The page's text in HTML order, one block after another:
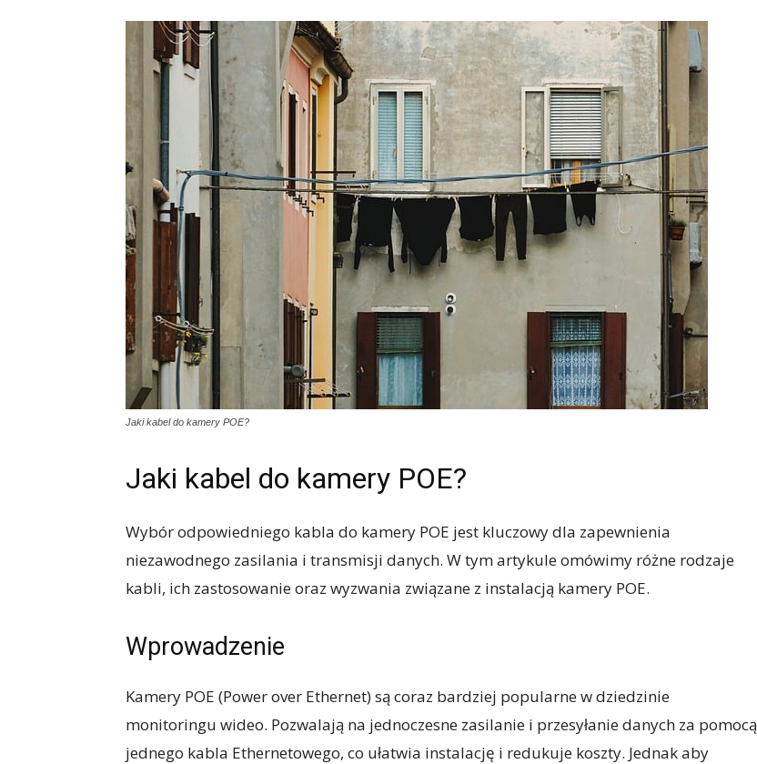
Jaki kabel do kamery POE?
Jaki kabel do kamery POE?
Wybór odpowiedniego kabla do kamery POE jest kluczowy dla zapewnienia
niezawodnego zasilania i transmisji danych. W tym artykule omówimy różne rodzaje
kabli, ich zastosowanie oraz wyzwania związane z instalacją kamery POE.
Wprowadzenie
Kamery POE (Power over Ethernet) są coraz bardziej popularne w dziedzinie
monitoringu wideo. Pozwalają na jednoczesne zasilanie i przesyłanie danych za pomocą
jednego kabla Ethernetowego, co ułatwia instalację i redukuje koszty. Jednak aby